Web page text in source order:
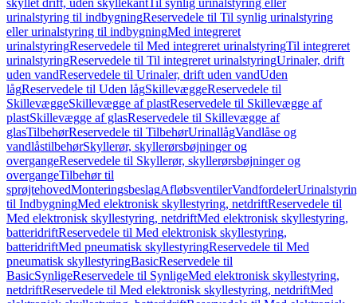
skyllet drift, uden skyllekantTil synlig urinalstyring eller
urinalstyring til indbygningReservedele til Til synlig urinalstyring
eller urinalstyring til indbygningMed integreret
urinalstyringReservedele til Med integreret urinalstyringTil integreret
urinalstyringReservedele til Til integreret urinalstyringUrinaler, drift
uden vandReservedele til Urinaler, drift uden vandUden
lågReservedele til Uden lågSkillevæggeReservedele til
SkillevæggeSkillevægge af plastReservedele til Skillevægge af
plastSkillevægge af glasReservedele til Skillevægge af
glasTilbehørReservedele til TilbehørUrinallågVandlåse og
vandlåstilbehørSkyllerør, skyllerørsbøjninger og
overgangeReservedele til Skyllerør, skyllerørsbøjninger og
overgangeTilbehør til
sprøjtehovedMonteringsbeslagAfløbsventilerVandfordeler
til IndbygningMed elektronisk skyllestyring, netdriftReservedele til
Med elektronisk skyllestyring, netdriftMed elektronisk skyllestyring,
batteridriftReservedele til Med elektronisk skyllestyring,
batteridriftMed pneumatisk skyllestyringReservedele til Med
pneumatisk skyllestyringBasicReservedele til
BasicSynligeReservedele til SynligeMed elektronisk skyllestyring,
netdriftReservedele til Med elektronisk skyllestyring, netdriftMed